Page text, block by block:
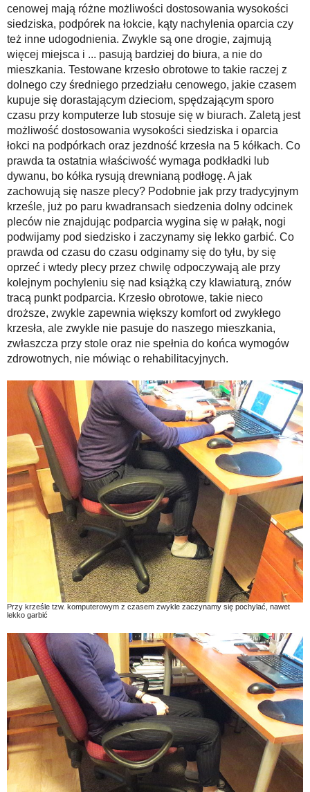
cenowej mają różne możliwości dostosowania wysokości
siedziska, podpórek na łokcie, kąty nachylenia oparcia czy
też inne udogodnienia. Zwykle są one drogie, zajmują
więcej miejsca i ... pasują bardziej do biura, a nie do
mieszkania. Testowane krzesło obrotowe to takie raczej z
dolnego czy średniego przedziału cenowego, jakie czasem
kupuje się dorastającym dzieciom, spędzającym sporo
czasu przy komputerze lub stosuje się w biurach. Zaletą jest
możliwość dostosowania wysokości siedziska i oparcia
łokci na podpórkach oraz jezdność krzesła na 5 kółkach. Co
prawda ta ostatnia właściwość wymaga podkładki lub
dywanu, bo kółka rysują drewnianą podłogę. A jak
zachowują się nasze plecy? Podobnie jak przy tradycyjnym
krześle, już po paru kwadransach siedzenia dolny odcinek
pleców nie znajdując podparcia wygina się w pałąk, nogi
podwijamy pod siedzisko i zaczynamy się lekko garbić. Co
prawda od czasu do czasu odginamy się do tyłu, by się
oprzeć i wtedy plecy przez chwilę odpoczywają ale przy
kolejnym pochyleniu się nad książką czy klawiaturą, znów
tracą punkt podparcia. Krzesło obrotowe, takie nieco
droższe, zwykle zapewnia większy komfort od zwykłego
krzesła, ale zwykle nie pasuje do naszego mieszkania,
zwłaszcza przy stole oraz nie spełnia do końca wymogów
zdrowotnych, nie mówiąc o rehabilitacyjnych.
Przy krześle tzw. komputerowym z czasem zwykle zaczynamy się pochylać, nawet
lekko garbić